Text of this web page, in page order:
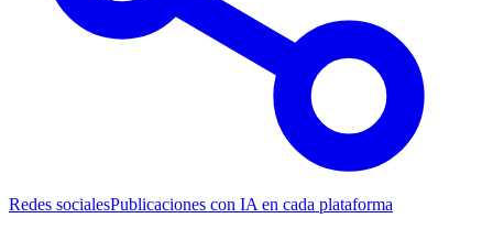
Redes socialesPublicaciones con IA en cada plataforma